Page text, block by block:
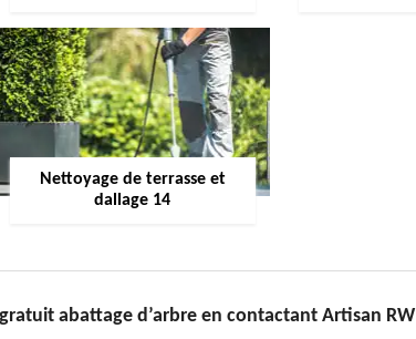
Nettoyage de terrasse et
dallage 14
abattage d’arbre en contactant Artisan RW